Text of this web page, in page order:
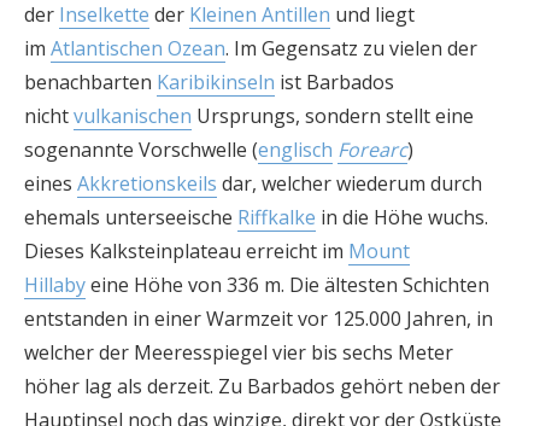
der Inselkette der Kleinen Antillen und liegt
im Atlantischen Ozean. Im Gegensatz zu vielen der
benachbarten Karibikinseln ist Barbados
nichtvulkanischen Ursprungs, sondern stellt eine
sogenannte Vorschwelle (englisch Forearc)
eines Akkretionskeils dar, welcher wiederum durch
ehemals unterseeische Riffkalke in die Höhe wuchs.
Dieses Kalksteinplateau erreicht im Mount
Hillabyeine Höhe von 336 m. Die ältesten Schichten
entstanden in einer Warmzeit vor 125.000 Jahren, in
welcher der Meeresspiegel vier bis sechs Meter
höher lag als derzeit. Zu Barbados gehört neben der
Hauptinsel noch das winzige, direkt vor der Ostküste